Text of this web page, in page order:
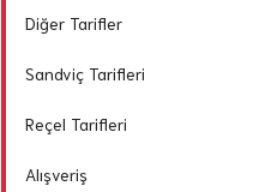
Diğer Tarifler
Sandviç Tarifleri
Reçel Tarifleri
Alışveriş